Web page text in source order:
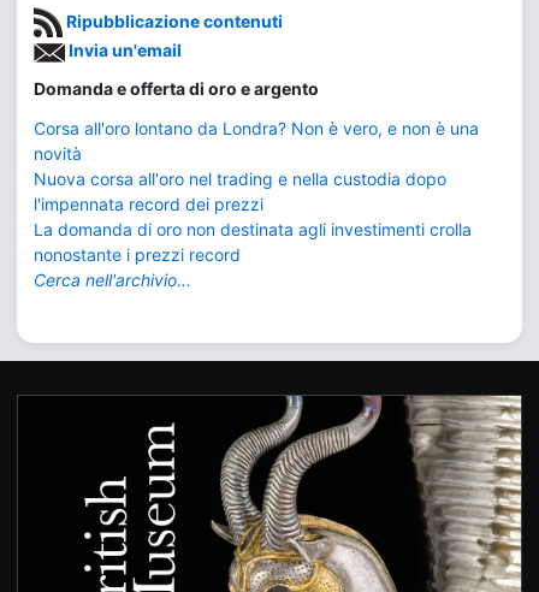
Ripubblicazione contenuti
Invia un'email
Domanda e offerta di oro e argento
Corsa all'oro lontano da Londra? Non è vero, e non è una
novità
Nuova corsa all'oro nel trading e nella custodia dopo
l'impennata record dei prezzi
La domanda di oro non destinata agli investimenti crolla
nonostante i prezzi record
Cerca nell'archivio...